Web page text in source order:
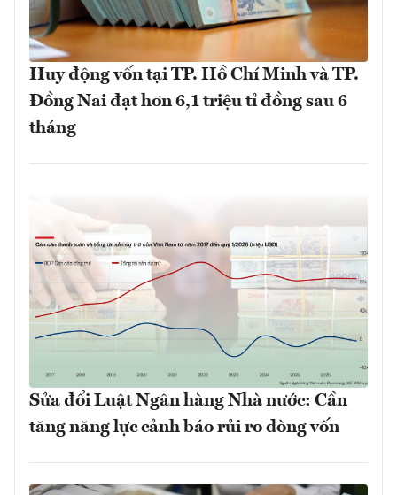
Huy động vốn tại TP. Hồ Chí Minh và TP.
Đồng Nai đạt hơn 6,1 triệu tỉ đồng sau 6
tháng
Sửa đổi Luật Ngân hàng Nhà nước: Cần
tăng năng lực cảnh báo rủi ro dòng vốn